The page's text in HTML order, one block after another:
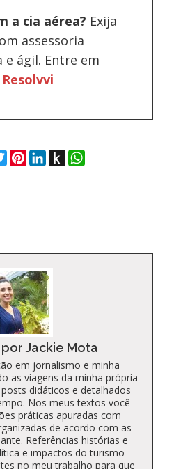
a cia aérea? Exija
assessoria
ágil. Entre em
Resolvvi
Twitter
Pinterest
LinkedIn
Push
to
WhatsApp
Jackie Mota
em jornalismo e minha
as viagens da minha própria
didáticos e detalhados
Nos meus textos você
práticas apuradas com
de acordo com as
Referências histórias e
e impactos do turismo
no meu trabalho para que